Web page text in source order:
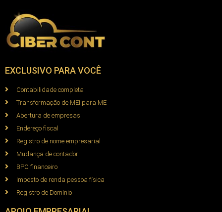
EXCLUSIVO PARA VOCÊ
Contabilidade completa
Transformação de MEI para ME
Abertura de empresas
Endereço fiscal
Registro de nome empresarial
Mudança de contador
BPO financeiro
Imposto de renda pessoa física
Registro de Domínio